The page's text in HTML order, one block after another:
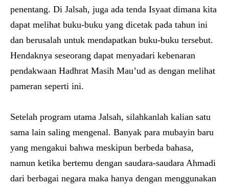
penentang. Di Jalsah, juga ada tenda Isyaat dimana kita
dapat melihat buku-buku yang dicetak pada tahun ini
dan berusalah untuk mendapatkan buku-buku tersebut.
Hendaknya seseorang dapat menyadari kebenaran
pendakwaan Hadhrat Masih Mau’ud as dengan melihat
pameran seperti ini.
Setelah program utama Jalsah, silahkanlah kalian satu
sama lain saling mengenal. Banyak para mubayin baru
yang mengakui bahwa meskipun berbeda bahasa,
namun ketika bertemu dengan saudara-saudara Ahmadi
dari berbagai negara maka hanya dengan menggunakan